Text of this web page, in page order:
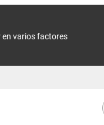
en varios factores